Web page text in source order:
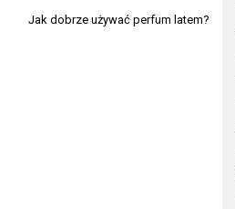
Jak dobrze używać perfum latem?